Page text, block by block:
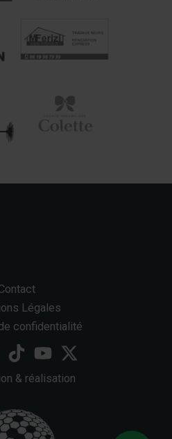
Légales
confidentialité
& réalisation